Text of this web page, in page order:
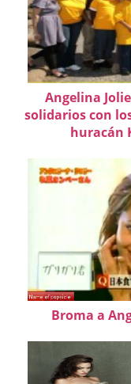
Angelina
solidarios con
huracán
Broma a